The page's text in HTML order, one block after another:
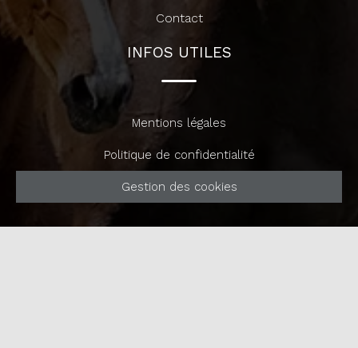
Contact
INFOS UTILES
Mentions légales
Politique de confidentialité
Gestion des cookies